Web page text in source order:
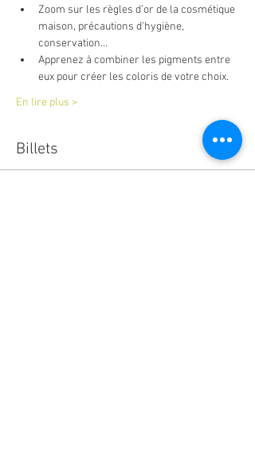
Zoom sur les règles d’or de la cosmétique
maison, précautions d’hygiène,
conservation…
Apprenez à combiner les pigments entre
eux pour créer les coloris de votre choix.
En lire plus >
Billets